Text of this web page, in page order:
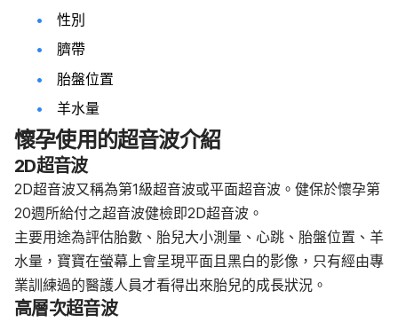
性別
臍帶
胎盤位置
羊水量
懷孕使用的超音波介紹
2D超音波
2D超音波又稱為第1級超音波或平面超音波。 健保於懷孕第
20週所給付之超音波健檢即2D超音波。
主要用途為評估胎數、胎兒大小測量、心跳、胎盤位置、羊
水量，寶寶在螢幕上會呈現平面且黑白的影像，只有經由專
業訓練過的醫護人員才看得出來胎兒的成長狀況。
高層次超音波